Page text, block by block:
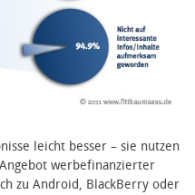
leicht besser – sie nutzen
werbefinanzierter
zu Android, BlackBerry oder